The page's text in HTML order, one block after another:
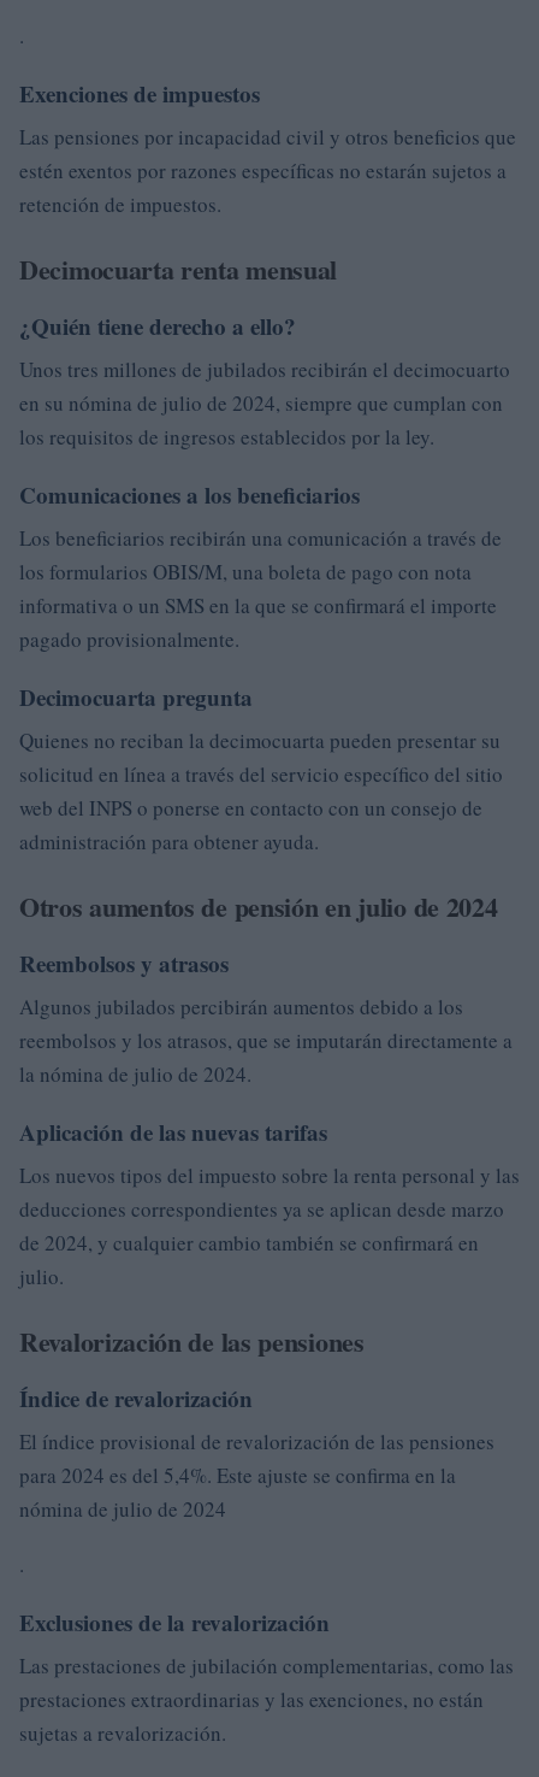
.
Exenciones de impuestos
Las pensiones por incapacidad civil y otros beneficios que
estén exentos por razones específicas no estarán sujetos a
retención de impuestos.
Decimocuarta renta mensual
¿Quién tiene derecho a ello?
Unos tres millones de jubilados recibirán el decimocuarto
en su nómina de julio de 2024, siempre que cumplan con
los requisitos de ingresos establecidos por la ley.
Comunicaciones a los beneficiarios
Los beneficiarios recibirán una comunicación a través de
los formularios OBIS/M, una boleta de pago con nota
informativa o un SMS en la que se confirmará el importe
pagado provisionalmente.
Decimocuarta pregunta
Quienes no reciban la decimocuarta pueden presentar su
solicitud en línea a través del servicio específico del sitio
web del INPS o ponerse en contacto con un consejo de
administración para obtener ayuda.
Otros aumentos de pensión en julio de 2024
Reembolsos y atrasos
Algunos jubilados percibirán aumentos debido a los
reembolsos y los atrasos, que se imputarán directamente a
la nómina de julio de 2024.
Aplicación de las nuevas tarifas
Los nuevos tipos del impuesto sobre la renta personal y las
deducciones correspondientes ya se aplican desde marzo
de 2024, y cualquier cambio también se confirmará en
julio.
Revalorización de las pensiones
Índice de revalorización
El índice provisional de revalorización de las pensiones
para 2024 es del 5,4%. Este ajuste se confirma en la
nómina de julio de 2024
.
Exclusiones de la revalorización
Las prestaciones de jubilación complementarias, como las
prestaciones extraordinarias y las exenciones, no están
sujetas a revalorización.